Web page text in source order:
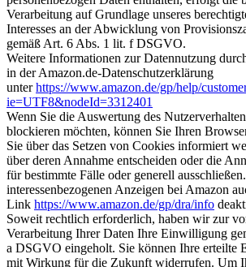
Verarbeitung auf Grundlage unseres
Interesses an der Abwicklung von
gemäß Art. 6 Abs. 1 lit. f DSGVO.
Weitere Informationen zur Datennutzung
in der Amazon.de-Datenschutzerklärung
unterhttps://www.amazon.de/gp/help/
ie=UTF8&nodeId=3312401
Wenn Sie die Auswertung des
blockieren möchten, können Sie Ihren
Sie über das Setzen von Cookies informiert
über deren Annahme entscheiden oder die
für bestimmte Fälle oder generell
interessenbezogenen Anzeigen bei Amazon
Link https://www.amazon.de/gp/dra/info
Soweit rechtlich erforderlich, haben wir zur
Verarbeitung Ihrer Daten Ihre Einwilligung
a DSGVO eingeholt. Sie können Ihre erteilte
mit Wirkung für die Zukunft widerrufen. Um